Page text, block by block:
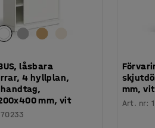
låsbara
4 hyllplan,
mm, vit
mm, vit
Art. nr: